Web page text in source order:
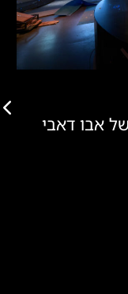
אבו דאבי